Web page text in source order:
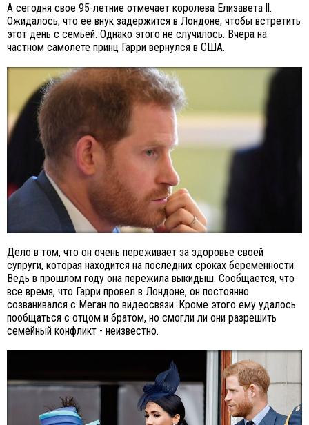
А сегодня свое 95-летние отмечает королева Елизавета ll.
Ожидалось, что её внук задержится в Лондоне, чтобы встретить
этот день с семьей. Однако этого не случилось. Вчера на
частном самолете принц Гарри вернулся в США.
Дело в том, что он очень переживает за здоровье своей
супруги, которая находится на последних сроках беременности.
Ведь в прошлом году она пережила выкидыш. Сообщается, что
все время, что Гарри провел в Лондоне, он постоянно
созванивался с Меган по видеосвязи. Кроме этого ему удалось
пообщаться с отцом и братом, но смогли ли они разрешить
семейный конфликт - неизвестно.